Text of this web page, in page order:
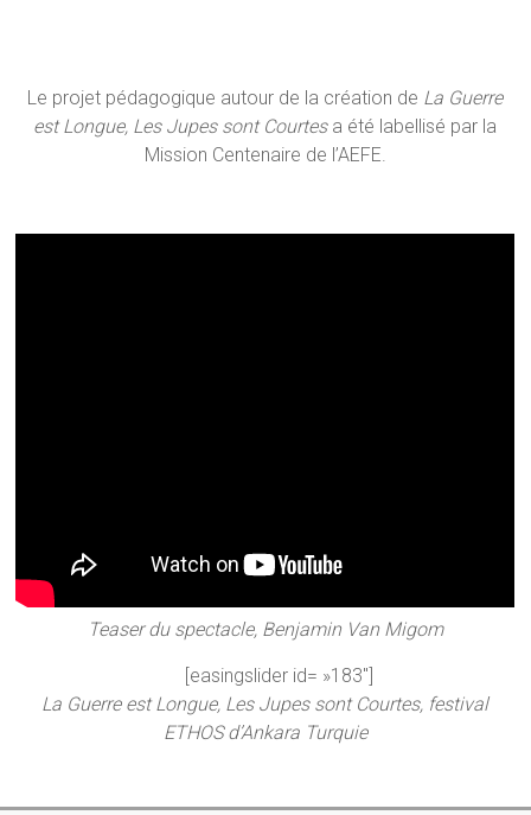
Le projet pédagogique autour de la création de La Guerre
est Longue, Les Jupes sont Courtesa été labellisé par la
Mission Centenaire de l’AEFE.
Teaser du spectacle, Benjamin Van Migom
[easingslider id= »183″]
La Guerre est Longue, Les Jupes sont Courtes, festival
ETHOS d’Ankara Turquie